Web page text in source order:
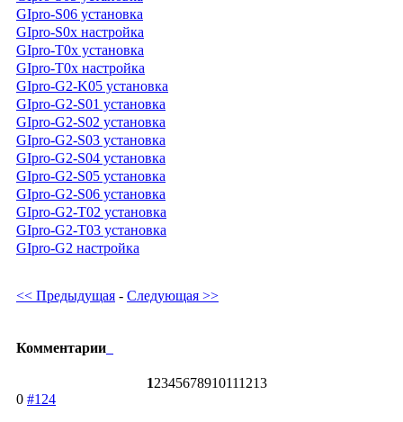
GIpro-S06 установка
GIpro-S0x настройка
GIpro-T0x установка
GIpro-T0x настройка
GIpro-G2-K05 установка
GIpro-G2-S01 установка
GIpro-G2-S02 установка
GIpro-G2-S03 установка
GIpro-G2-S04 установка
GIpro-G2-S05 установка
GIpro-G2-S06 установка
GIpro-G2-T02 установка
GIpro-G2-T03 установка
GIpro-G2 настройка
<< Предыдущая - Следующая >>
Комментарии
12345678910111213
0 #124